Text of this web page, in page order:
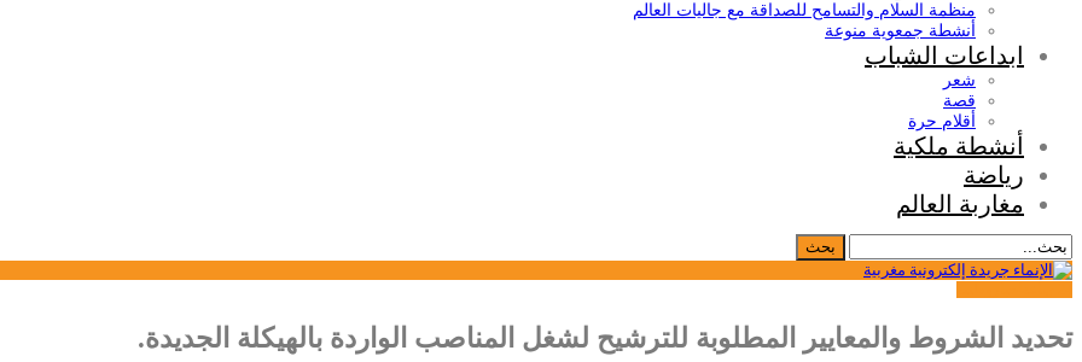
منظمة السلام والتسامح للصداقة مع جاليات العالم
أنشطة جمعوية منوعة
ابداعات الشباب
شعر
قصة
أقلام حرة
أنشطة ملكية
رياضة
مغاربة العالم
تحديد الشروط والمعايير المطلوبة للترشيح لشغل المناصب الواردة بالهيكلة الجديدة.